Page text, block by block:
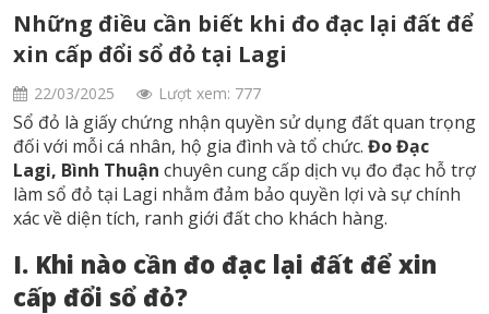
Những điều cần biết khi đo đạc lại đất để
xin cấp đổi sổ đỏ tại Lagi
22/03/2025 Lượt xem: 777
Sổ đỏ là giấy chứng nhận quyền sử dụng đất quan trọng
đối với mỗi cá nhân, hộ gia đình và tổ chức. Đo Đạc
Lagi, Bình Thuận chuyên cung cấp dịch vụ đo đạc hỗ trợ
làm sổ đỏ tại Lagi nhằm đảm bảo quyền lợi và sự chính
xác về diện tích, ranh giới đất cho khách hàng.
I. Khi nào cần đo đạc lại đất để xin
cấp đổi sổ đỏ?